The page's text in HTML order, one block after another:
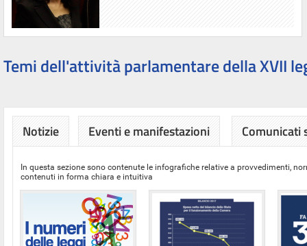
Temi dell'attività parlamentare della XVII
Notizie Eventi e manifestazioni Comunicati
In questa sezione sono contenute le infografiche relative a provvedimenti,
contenuti in forma chiara e intuitiva